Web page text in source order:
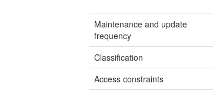
Maintenance and update
frequency
Classification
Access constraints